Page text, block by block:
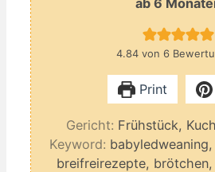
4.84 von 6
Print
Gericht: Frühstück,
Keyword:
breifreirezepte,